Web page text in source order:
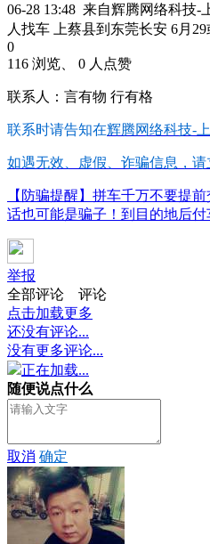
06-28 13:48 来自辉腾网络科技-
人找车 上蔡县到东莞长安 6月29
0
116 浏览、 0 人点赞
联系人：言有物 行有格
联系时请告知在辉腾网络科技-
如遇无效、虚假、诈骗信息，请
【防骗提醒】拼车千万不要提
话也可能是骗子！到目的地后付
举报
全部评论
评论
点击加载更多
还没有评论...
没有更多评论...
正在加载...
随便说点什么
取消 确定